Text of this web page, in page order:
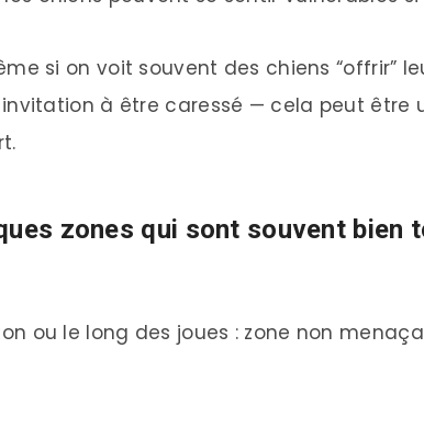
si on voit souvent des chiens “offrir”
à être caressé — cela peut être
zones qui sont souvent bien
ou le long des joues : zone non